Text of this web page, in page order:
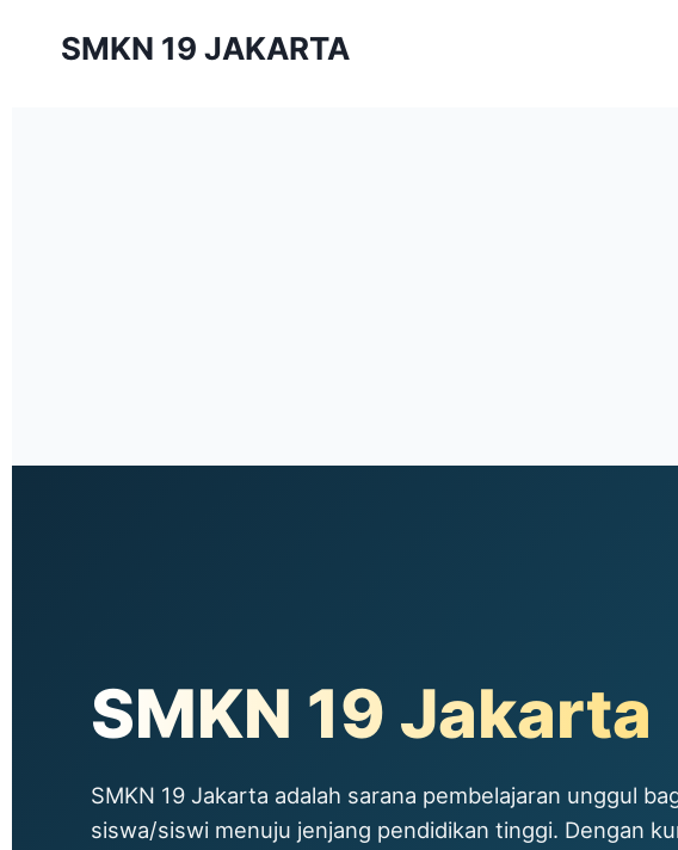
SMKN 19 JAKARTA
SMKN 19 Jakarta
SMKN 19 Jakarta adalah sarana pembelajaran unggul
siswa/siswi menuju jenjang pendidikan tinggi. Dengan